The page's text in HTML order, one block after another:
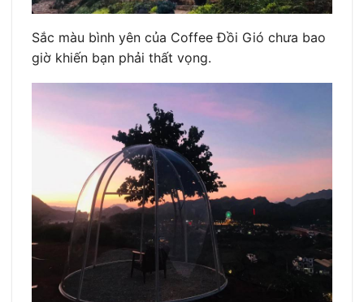
Sắc màu bình yên của Coffee Đồi Gió chưa bao
giờ khiến bạn phải thất vọng.